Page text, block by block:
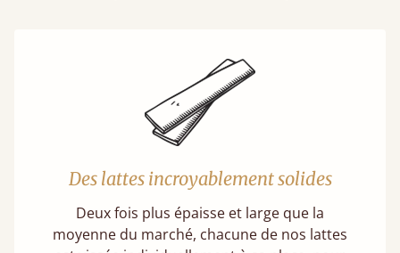
Des lattes incroyablement solides
Deux fois plus épaisse et large que la
moyenne du marché, chacune de nos lattes